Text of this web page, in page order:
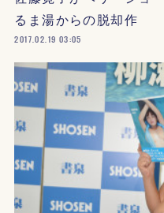
るま湯からの脱却作
2017.02.19 03:05